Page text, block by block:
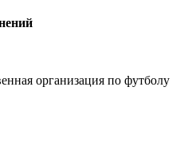
организация по футболу